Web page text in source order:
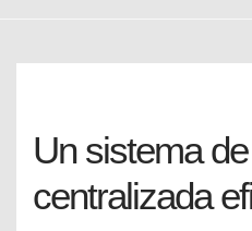
Un sistema
centralizada